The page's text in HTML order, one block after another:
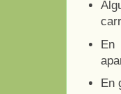
En
En